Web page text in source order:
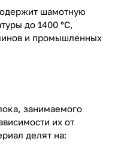
шамотную
до 1400 °C,
и промышленных
занимаемого
их от
делят на: